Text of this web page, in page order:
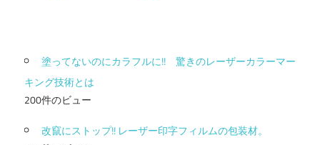
塗ってないのにカラフルに!! 驚きのレーザーカラーマー
キング技術とは
200件のビュー
改竄にストップ!! レーザー印字フィルムの包装材。